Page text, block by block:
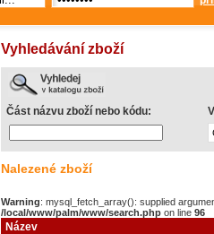
Vyhledávání zboží
Část názvu zboží nebo kódu:
Nalezené zboží
Warning: mysql_fetch_array(): supplied
/local/www/palm/www/search.php on line 96
Název